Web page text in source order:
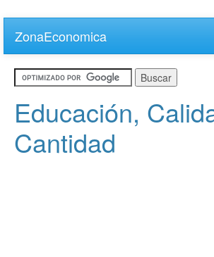
main
content
ZonaEconomica
Educación,
Cantidad